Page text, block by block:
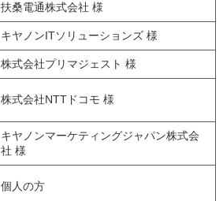
扶桑電通株式会社 様
キヤノンITソリューションズ 様
株式会社プリマジェスト 様
株式会社NTTドコモ 様
キヤノンマーケティングジャパン株式会
社 様
個人の方